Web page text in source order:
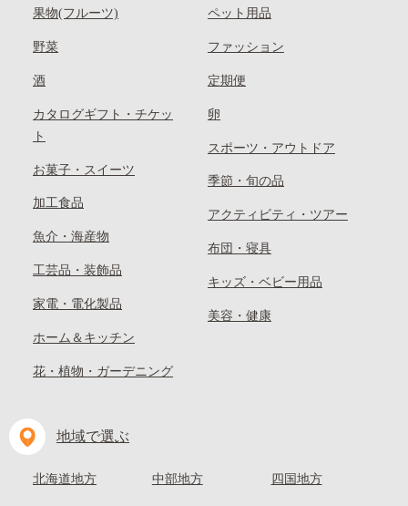
果物(フルーツ)
野菜
酒
カタログギフト・チケッ
ト
お菓子・スイーツ
加工食品
魚介・海産物
工芸品・装飾品
家電・電化製品
ホーム＆キッチン
花・植物・ガーデニング
ペット用品
ファッション
定期便
卵
スポーツ・アウトドア
季節・旬の品
アクティビティ・ツアー
布団・寝具
キッズ・ベビー用品
美容・健康
地域で選ぶ
北海道地方 中部地方 四国地方